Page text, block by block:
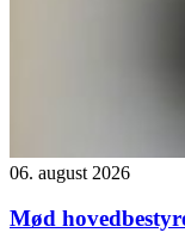
06. august 2026
Mød